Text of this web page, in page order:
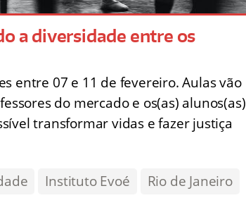
a diversidade entre os
entre 07 e 11 de fevereiro. Aulas vão
do mercado e os(as) alunos(as)
transformar vidas e fazer justiça
Instituto Evoé Rio de Janeiro